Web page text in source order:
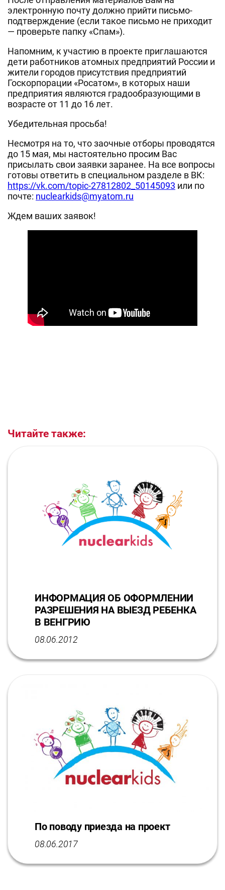
электронную почту должно прийти письмо-
подтверждение (если такое письмо не приходит
— проверьте папку «Спам»).
Напомним, к участию в проекте приглашаются
дети работников атомных предприятий России и
жители городов присутствия предприятий
Госкорпорации «Росатом», в которых наши
предприятия являются градообразующими в
возрасте от 11 до 16 лет.
Убедительная просьба!
Несмотря на то, что заочные отборы проводятся
до 15 мая, мы настоятельно просим Вас
присылать свои заявки заранее. На все вопросы
готовы ответить в специальном разделе в ВК:
https://vk.com/topic-27812802_50145093 или по
почте: nuclearkids@myatom.ru
Ждем ваших заявок!
Читайте также:
ИНФОРМАЦИЯ ОБ ОФОРМЛЕНИИ
РАЗРЕШЕНИЯ НА ВЫЕЗД РЕБЕНКА
В ВЕНГРИЮ
08.06.2012
По поводу приезда на проект
08.06.2017